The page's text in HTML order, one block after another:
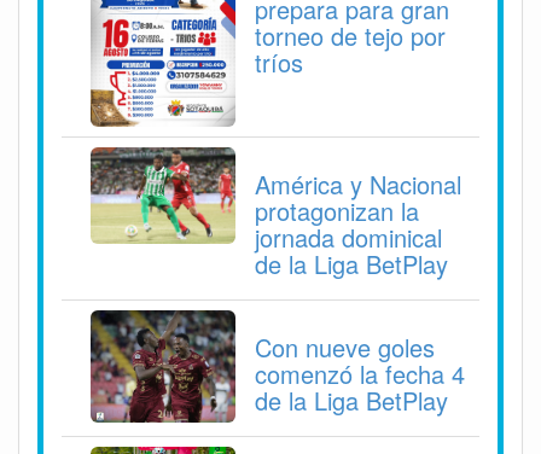
prepara para gran
torneo de tejo por
tríos
América y Nacional
protagonizan la
jornada dominical
de la Liga BetPlay
Con nueve goles
comenzó la fecha 4
de la Liga BetPlay